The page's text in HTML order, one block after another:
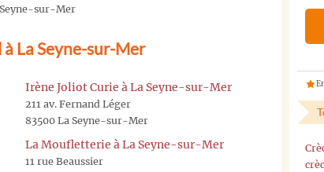
sur-Mer
La Seyne-sur-Mer
Irène Joliot Curie à La Seyne-sur-Mer
211 av. Fernand Léger
83500 La Seyne-sur-Mer
La Moufletterie à La Seyne-sur-Mer
11 rue Beaussier
contacter